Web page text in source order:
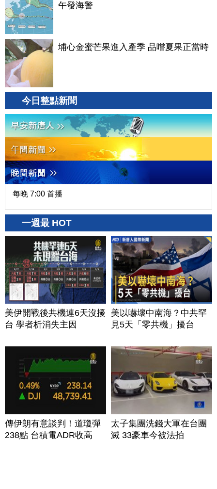
午發海警
埔心金蜜芒果進入產季 品嚐夏果正當時
今日整點新聞
每晚 7:00 首播
一週最 HOT
美伊開戰後共機連6天沒擾
台 學者析消失主因
美以嚇壞中南海？中共罕
見5天「零共機」擾台
傳伊朗有意談判！道瓊彈
238點 台積電ADR收高
太子集團洗錢大軍在台團
滅 33豪車今被法拍